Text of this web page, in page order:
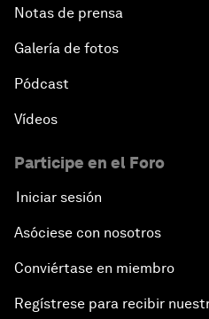
Notas de prensa
Galería de fotos
Pódcast
Vídeos
Participe en el Foro
Iniciar sesión
Asóciese con nosotros
Conviértase en miembro
Regístrese para recibir